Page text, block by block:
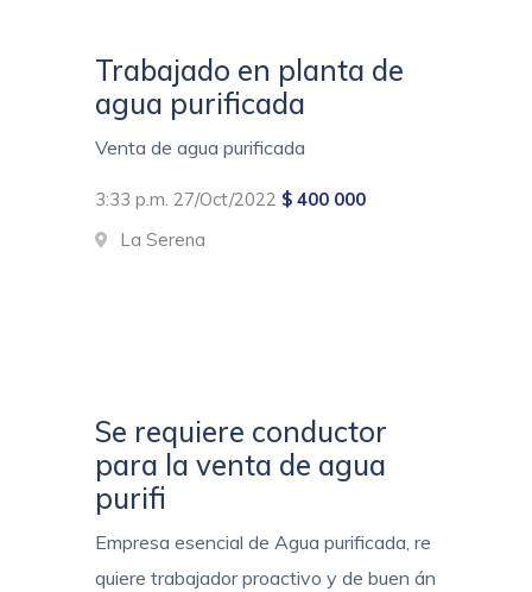
Trabajado en planta de
agua purificada
Venta de agua purificada
3:33 p.m. 27/Oct/2022 $ 400 000
La Serena
Se requiere conductor
para la venta de agua
purifi
Empresa esencial de Agua purificada, re
quiere trabajador proactivo y de buen án